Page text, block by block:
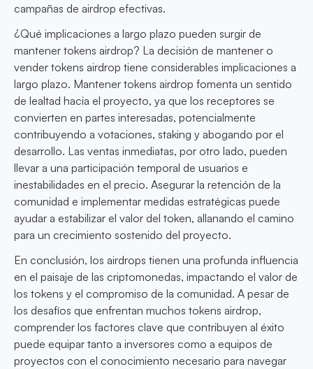
campañas de airdrop efectivas.
¿Qué implicaciones a largo plazo pueden surgir de
mantener tokens airdrop? La decisión de mantener o
vender tokens airdrop tiene considerables implicaciones a
largo plazo. Mantener tokens airdrop fomenta un sentido
de lealtad hacia el proyecto, ya que los receptores se
convierten en partes interesadas, potencialmente
contribuyendo a votaciones, staking y abogando por el
desarrollo. Las ventas inmediatas, por otro lado, pueden
llevar a una participación temporal de usuarios e
inestabilidades en el precio. Asegurar la retención de la
comunidad e implementar medidas estratégicas puede
ayudar a estabilizar el valor del token, allanando el camino
para un crecimiento sostenido del proyecto.
En conclusión, los airdrops tienen una profunda influencia
en el paisaje de las criptomonedas, impactando el valor de
los tokens y el compromiso de la comunidad. A pesar de
los desafíos que enfrentan muchos tokens airdrop,
comprender los factores clave que contribuyen al éxito
puede equipar tanto a inversores como a equipos de
proyectos con el conocimiento necesario para navegar